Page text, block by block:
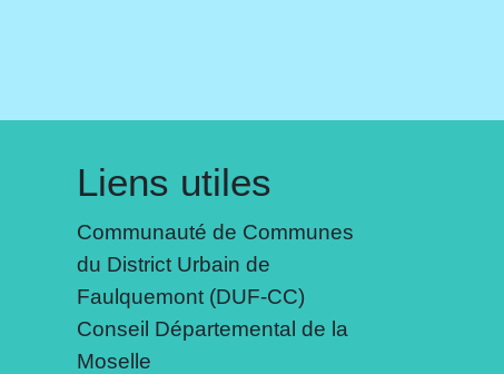
Liens utiles
Communauté de Communes
du District Urbain de
Faulquemont (DUF-CC)
Conseil Départemental de la
Moselle